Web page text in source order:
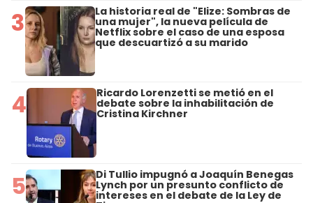
3 La historia real de "Elize: Sombras de
una mujer", la nueva película de
Netflix sobre el caso de una esposa
que descuartizó a su marido
4 Ricardo Lorenzetti se metió en el
debate sobre la inhabilitación de
Cristina Kirchner
5 Di Tullio impugnó a Joaquín Benegas
Lynch por un presunto conflicto de
intereses en el debate de la Ley de